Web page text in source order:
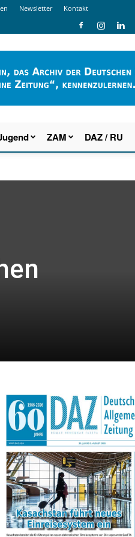
Newsletter Kontakt
ZAM DAZ / RU